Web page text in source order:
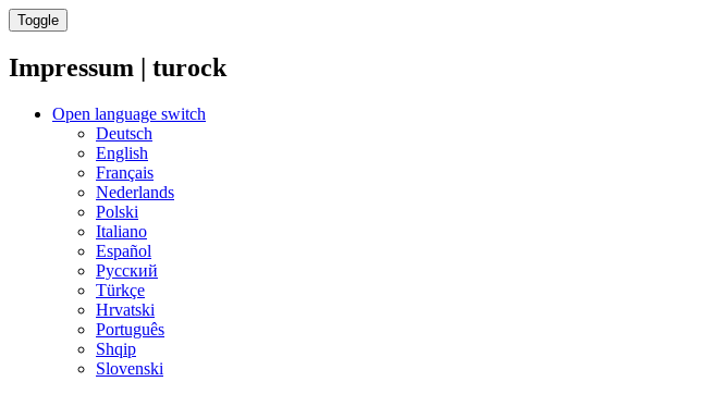
Toggle
Impressum | turock
Open language switch
Deutsch
English
Français
Nederlands
Polski
Italiano
Español
Русский
Türkçe
Hrvatski
Português
Shqip
Slovenski